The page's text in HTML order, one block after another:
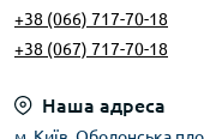
+38 (066) 717-70-18
+38 (067) 717-70-18
Наша адреса